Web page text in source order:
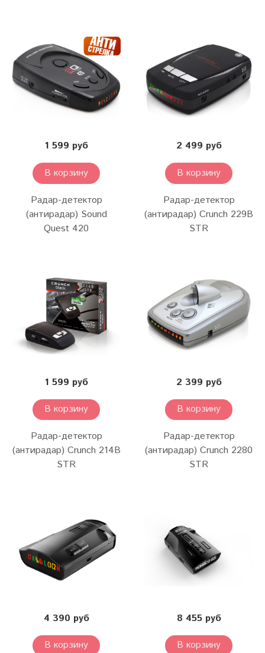
1 599 руб
В корзину
Радар-детектор
(антирадар) Sound
Quest 420
2 499 руб
В корзину
Радар-детектор
(антирадар) Crunch 229B
STR
1 599 руб
В корзину
Радар-детектор
(антирадар) Crunch 214B
STR
2 399 руб
В корзину
Радар-детектор
(антирадар) Crunch 2280
STR
4 390 руб
В корзину
8 455 руб
В корзину